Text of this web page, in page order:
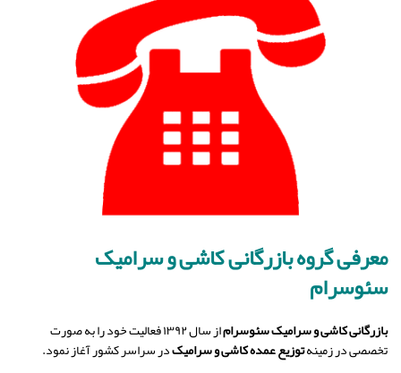
معرفی گروه بازرگانی کاشی و سرامیک
سئوسرام
بازرگانی کاشی و سرامیک سئوسرام از سال ۱۳۹۲ فعالیت خود را به صورت
تخصصی در زمینهتوزیع عمده کاشی و سرامیکدر سراسر کشور آغاز نمود.